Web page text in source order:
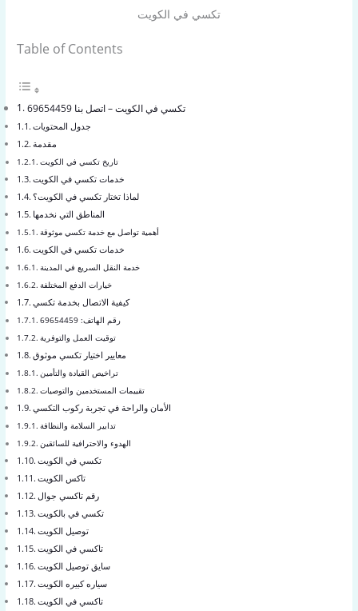
تكسي في الكويت
Table of Contents
تكسي في الكويت – اتصل بنا 69654459
جدول المحتويات
مقدمة
تاريخ تكسي في الكويت
خدمات تكسي في الكويت
لماذا تختار تكسي في الكويت؟
المناطق التي نخدمها
أهمية تواصل مع خدمة تكسي موثوقة
خدمات تكسي في الكويت
خدمة النقل السريع في المدينة
خيارات الدفع المختلفة
كيفية الاتصال بخدمة تكسي
رقم الهاتف: 69654459
توقيت العمل والتوفرية
معايير اختيار تكسي موثوق
تراخيص القيادة والتأمين
تقييمات المستخدمين والتوصيات
الأمان والراحة في تجربة ركوب التكسي
تدابير السلامة والنظافة
الهدوء والاحترافية للسائقين
تكسي في الكويت
تاكس الكويت
رقم تاكسي جوال
تكسي في بالكويت
توصيل الكويت
تاكسي في الكويت
سايق توصيل الكويت
سياره كبيره الكويت
تاكسي في الكويت